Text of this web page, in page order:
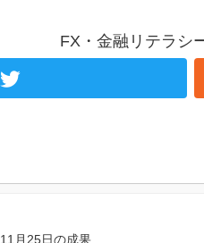
FX・金融リテラシ
11月25日の成果